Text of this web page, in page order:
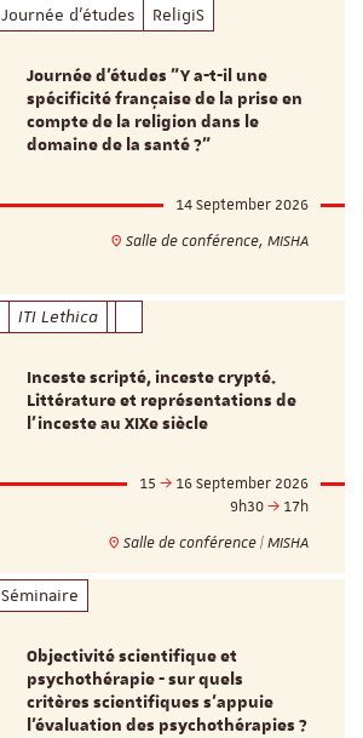
Journée d'études ReligiS
Journée d’études "Y a-t-il une
spécificité française de la prise en
compte de la religion dans le
domaine de la santé ?"
14 September 2026
Salle de conférence, MISHA
ITI Lethica
Inceste scripté, inceste crypté.
Littérature et représentations de
l’inceste au XIXe siècle
15
16 September 2026
9h30
17h
Salle de conférence | MISHA
Séminaire
Objectivité scientifique et
psychothérapie - sur quels
critères scientifiques s'appuie
l'évaluation des psychothérapies ?